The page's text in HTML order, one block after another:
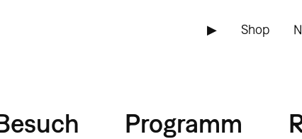
▶ Shop
Programm